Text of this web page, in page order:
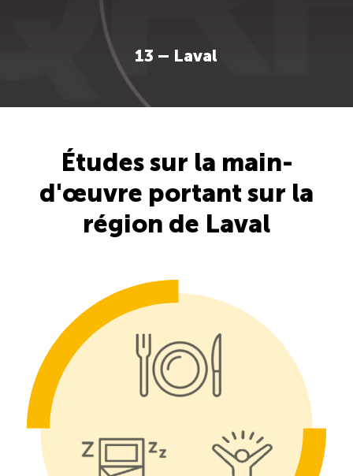
Main-d’oeuvre en tourisme
Saisonnalité des emplois
Outils et ressources
Descriptions de fonction
Balados
Diffusion d’offres d’emploi en ligne
Programmes d’aide et subventions
13 – Laval
Études sur la main-
d'œuvre portant sur la
région de Laval